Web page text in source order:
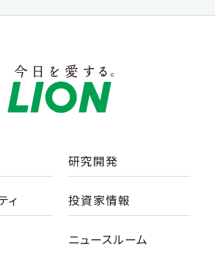
研究開発
ィ 投資家情報
ニュースルーム